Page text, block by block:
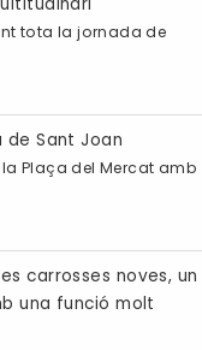
tota la jornada de
Sant Joan
Plaça del Mercat amb
carrosses noves, un
una funció molt